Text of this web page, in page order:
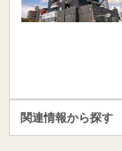
関連情報から探す